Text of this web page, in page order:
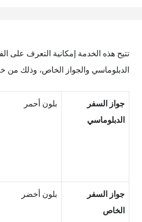
تتيح هذه الخدمة إمكانية التعرف على
الدبلوماسي والجواز الخاص، وذلك من
جواز السفر
الدبلوماسي
بلون أحمر
جواز السفر
الخاص
بلون أخضر